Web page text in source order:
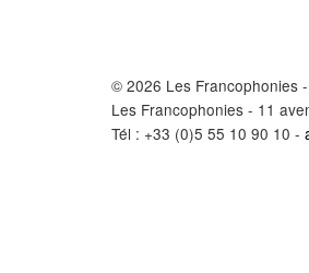
© 2026 Les Francophonies
Les Francophonies - 11
Tél : +33 (0)5 55 10 90 10 -